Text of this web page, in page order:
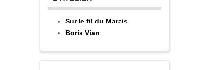
Sur le fil du Marais
Boris Vian